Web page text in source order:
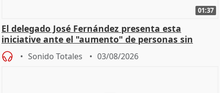
01:37
El delegado José Fernández presenta esta
iniciative ante el "aumento" de personas sin
hogar en Madri
Sonido Totales 03/08/2026